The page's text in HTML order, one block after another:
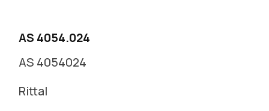
AS 4054.024
AS 4054024
Rittal